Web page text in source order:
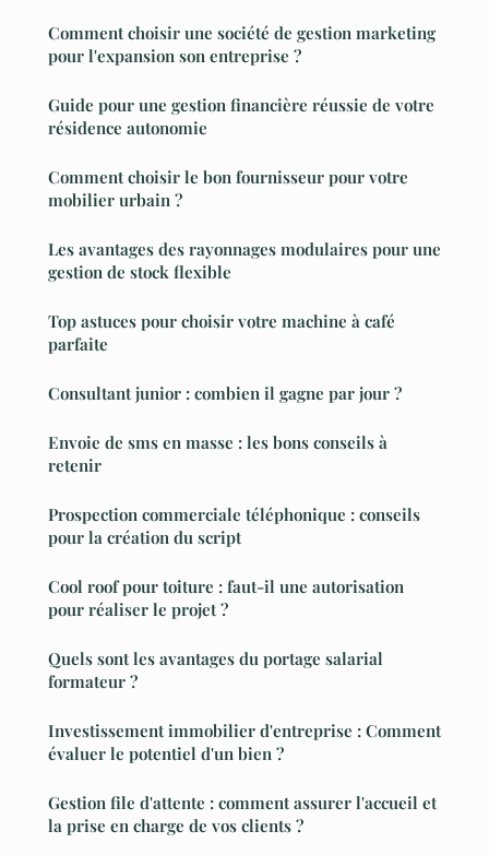
Comment choisir une société de gestion marketing
pour l'expansion son entreprise ?
Guide pour une gestion financière réussie de votre
résidence autonomie
Comment choisir le bon fournisseur pour votre
mobilier urbain ?
Les avantages des rayonnages modulaires pour une
gestion de stock flexible
Top astuces pour choisir votre machine à café
parfaite
Consultant junior : combien il gagne par jour ?
Envoie de sms en masse : les bons conseils à
retenir
Prospection commerciale téléphonique : conseils
pour la création du script
Cool roof pour toiture : faut-il une autorisation
pour réaliser le projet ?
Quels sont les avantages du portage salarial
formateur ?
Investissement immobilier d'entreprise : Comment
évaluer le potentiel d'un bien ?
Gestion file d'attente : comment assurer l'accueil et
la prise en charge de vos clients ?